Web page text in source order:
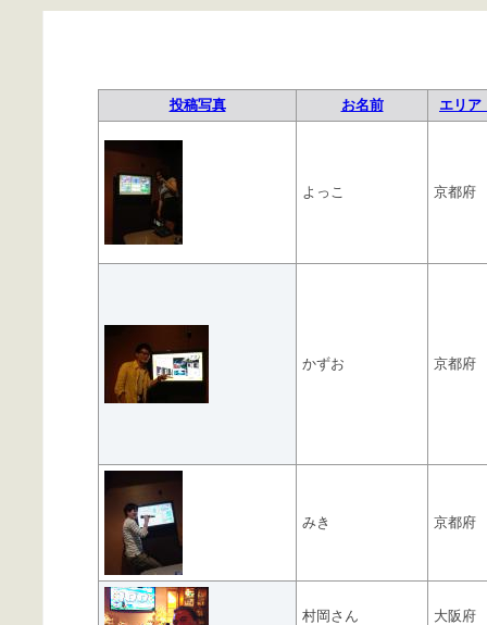
投稿写真 お名前 エリ
よっこ 京都府
かずお 京都府
みき 京都府
村岡さん 大阪府